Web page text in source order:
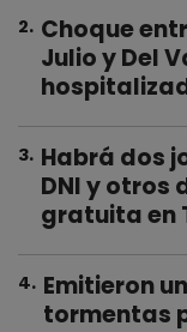
2. Choque
Julio y Del
3. Habrá dos
DNI y otros
gratuita en
4. Emitieron
tormentas